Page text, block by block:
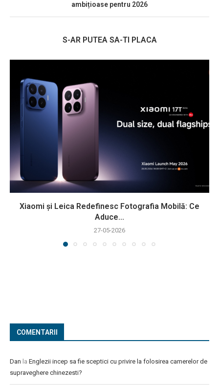
ambițioase pentru 2026
S-AR PUTEA SA-TI PLACA
Xiaomi și Leica Redefinesc Fotografia Mobilă: Ce
Aduce...
27-05-2026
COMENTARII
Dan la Englezii incep sa fie sceptici cu privire la folosirea camerelor de
supraveghere chinezesti?